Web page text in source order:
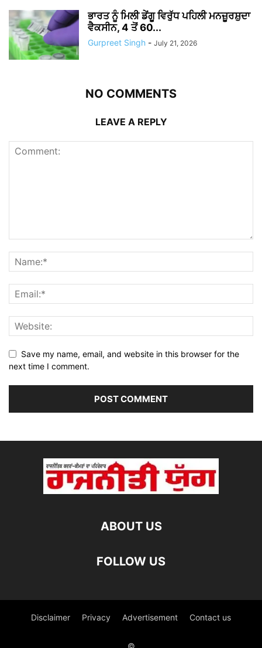
ਭਾਰਤ ਨੂੰ ਮਿਲੀ ਡੇਂਗੂ ਵਿਰੁੱਧ ਪਹਿਲੀ ਮਨਜ਼ੂਰਸ਼ੁਦਾ
ਵੈਕਸੀਨ, 4 ਤੋਂ 60...
Gurpreet Singh - July 21, 2026
NO COMMENTS
LEAVE A REPLY
Save my name, email, and website in this browser for the
next time I comment.
ABOUT US
FOLLOW US
Disclaimer Privacy Advertisement Contact us
©